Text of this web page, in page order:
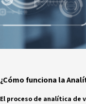
¿Cómo funciona la
El proceso de analítica de